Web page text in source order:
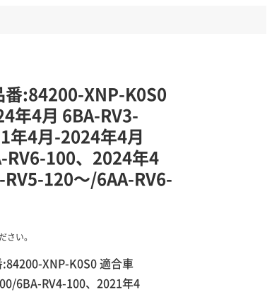
番:84200-XNP-K0S0
年4月 6BA-RV3-
年4月-2024年4月
RV6-100、2024年4
120～/6AA-RV6-
XNP-K0S0 適合車
6BA-RV4-100、2021年4